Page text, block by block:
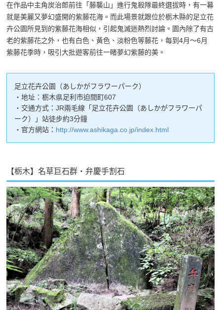
在作品中主角炭治郎前往「藤襲山」進行鬼殺隊最終選拔時，有一幕
就是美麗又夢幻盛開的紫藤花海。而此場景就跟位於栃木縣的足立花
卉公園所見到的紫藤花海相似，引起鬼滅迷熱烈討論。園內除了有古
老的紫藤花之外，也有白色、黃色、淡粉色等藤花，每到4月～6月
紫藤花季時，吸引大批遊客前往一睹夢幻紫藤的美。
足立花卉公園（あしかがフラワーパーク）
・地址：栃木県足利市迫間町607
・交通方式：JR兩毛線「足立花卉公園（あしかがフラワーパ
ーク）」站徒步約3分鐘
・官方網站： http://www.ashikaga.co.jp/index.html
【栃木】名草巨石群・弁慶手割石